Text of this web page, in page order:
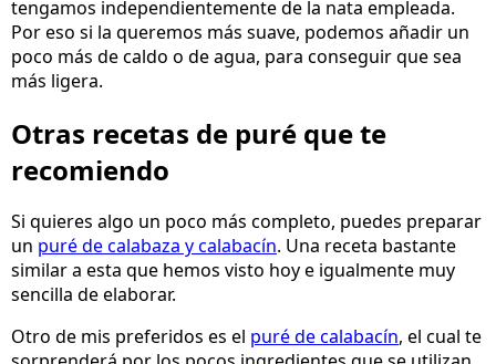
tengamos independientemente de la nata empleada.
Por eso si la queremos más suave, podemos añadir un
poco más de caldo o de agua, para conseguir que sea
más ligera.
Otras recetas de puré que te
recomiendo
Si quieres algo un poco más completo, puedes preparar
un puré de calabaza y calabacín. Una receta bastante
similar a esta que hemos visto hoy e igualmente muy
sencilla de elaborar.
Otro de mis preferidos es el puré de calabacín, el cual te